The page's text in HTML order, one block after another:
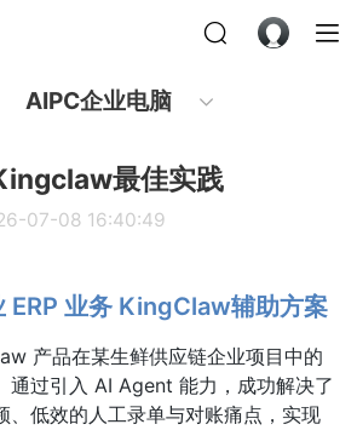
AIPC企业电脑
最佳实践
07-08 16:40:49
ERP 业务 KingClaw辅助方案
产品在某生鲜供应链企业项目中的
通过引入 AI Agent 能力，成功解决了
、低效的人工录单与对账痛点，实现